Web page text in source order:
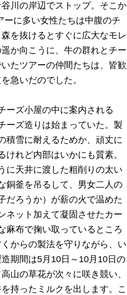
川の岸辺でストップ。そこか
ーに多い女性たちは中腹のチ
を抜けるとすぐに広大なモレ
か向こうに、牛の群れとチー
たツアーの仲間たちは、皆歓
急いだのでした。
ーズ小屋の中に案内される
ーズ造りは始まっていた。製
積雪に耐えるためか、頑丈に
けれど内部はいかにも質素。
に天井に渡した粗削りの太い
銅釜を吊るして、男女二人の
だろうか）が薪の火で温めた
ネット加えて凝固させたカー
麻布で掬い取っているところ
からの製法を守りながら、い
期間は5月10日～10月10日の
山の草花が次々に咲き競い、
持ったミルクを出します。こ